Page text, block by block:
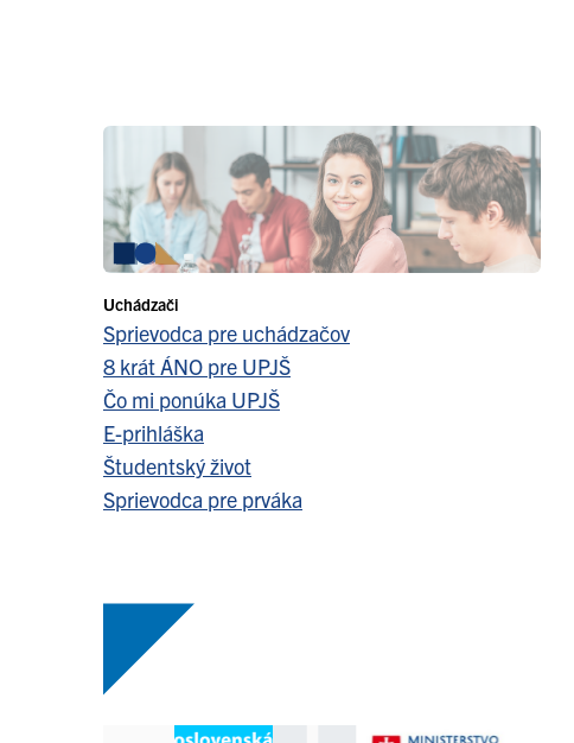
Uchádzači
Sprievodca pre uchádzačov
8 krát ÁNO pre UPJŠ
Čo mi ponúka UPJŠ
E-prihláška
Študentský život
Sprievodca pre prváka